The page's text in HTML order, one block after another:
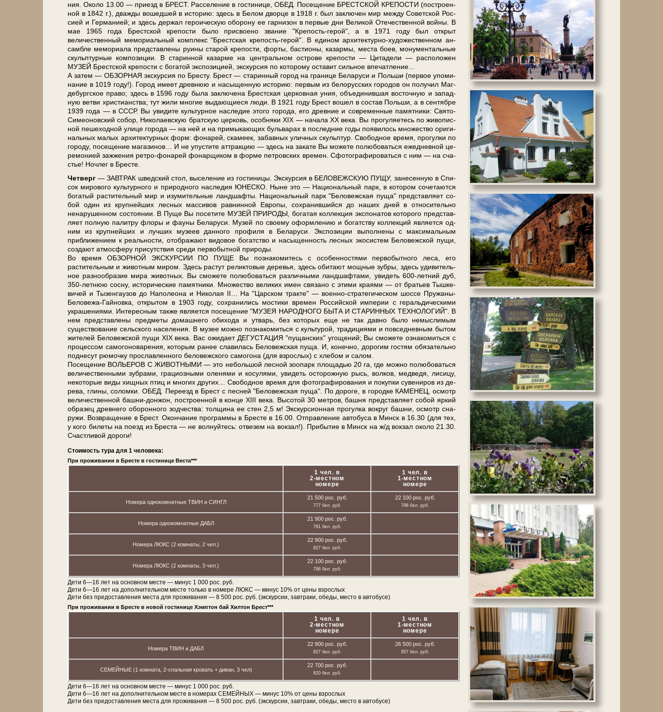
ния. Около 13.00 — приезд в БРЕСТ. Расселение в го­сти­ни­це, ОБЕД. По­се­ще­ние БРЕСТСКОЙ КРЕПОСТИ (по­стро­ен­
ной в 1842 г.), два­жды во­шед­шей в ис­то­рию: здесь в Бе­лом двор­це в 1918 г. был за­клю­чен мир меж­ду Со­вет­ской Рос­
си­ей и Гер­ма­ни­ей; и здесь дер­жал ге­ро­и­че­скую обо­ро­ну ее гар­ни­зон в пер­вые дни Ве­ли­кой Оте­че­ствен­ной вой­ны. В
мае 1965 го­да Брест­ской кре­по­сти бы­ло присвоено звание "Крепость-герой", а в 1971 го­ду был от­крыт
величественный мемориальный ком­плекс "Брест­ская крепость-герой". В еди­ном архитектурно-художественном ан­
сам­бле ме­мо­ри­а­ла пред­став­ле­ны ру­и­ны ста­рой кре­по­сти, фор­ты, ба­сти­о­ны, ка­зар­мы, ме­ста боев, мо­ну­мен­таль­ные
скульп­тур­ные ком­по­зи­ции. В ста­рин­ной ка­зар­ме на цен­траль­ном ост­ро­ве кре­по­сти — Ци­та­де­ли — рас­по­ло­жен
МУЗЕЙ Брест­ской кре­по­сти с бо­га­той экс­по­зи­ци­ей, экскурсия по ко­то­ро­му оста­вит сильное впе­чат­ле­ние…
А затем — ОБЗОРНАЯ экскурсия по Бре­сту. Брест — ста­рин­ный го­род на гра­ни­це Бе­ла­ру­си и Поль­ши (пер­вое упо­ми­
на­ние в 1019 го­ду!). Город име­ет древ­нюю и на­сы­щен­ную ис­то­рию: пер­вым из бе­ло­рус­ских го­ро­дов он по­лу­чил Маг­
де­бург­ское пра­во; здесь в 1596 го­ду бы­ла за­клю­че­на Брест­ская цер­ков­ная уния, объ­еди­нив­шая во­сточ­ную и за­пад­
ную вет­ви хри­сти­ан­ства; тут жи­ли мно­гие вы­да­ю­щи­е­ся лю­ди. В 1921 го­ду Брест во­шел в со­став Поль­ши, а в сен­тяб­ре
1939 го­да — в СССР. Вы уви­ди­те куль­тур­ное на­сле­дие это­го го­ро­да, его древние и со­вре­мен­ные па­мят­ни­ки: Свято-
Симеоновский со­бор, Ни­ко­ла­ев­скую брат­скую цер­ковь, особ­ня­ки XIX — на­ча­ла ХХ ве­ка. Вы про­гу­ля­е­тесь по жи­во­пис­
ной пе­ше­ход­ной ули­це го­ро­да — на ней и на примыкающих бульварах в по­след­ние го­ды появилось мно­же­ство ори­ги­
наль­ных ма­лых ар­хи­тек­тур­ных форм: фонарей, ска­ме­ек, забавных улич­ных скульп­тур. Сво­бод­ное вре­мя, про­гул­ки по
го­ро­ду, посещение ма­га­зи­нов… И не упустите аттракцию — здесь на за­ка­те Вы мо­же­те по­лю­бо­вать­ся еже­днев­ной це­
ре­мо­ни­ей за­жже­ния ретро-фонарей фо­нар­щи­ком в фор­ме пет­ров­ских вре­мен. Сфо­то­гра­фи­ро­вать­ся с ним — на сча­
стье! Ноч­лег в Бре­сте.
Чет­верг — ЗАВ­ТРАК швед­ский стол, вы­се­ле­ние из го­сти­ни­цы. Экс­кур­сия в БЕЛОВЕЖСКУЮ ПУЩУ, за­не­сен­ную в Спи­
сок ми­ро­во­го куль­тур­но­го и при­род­но­го на­сле­дия ЮНЕСКО. Ныне это — На­ци­о­наль­ный парк, в ко­то­ром со­че­та­ют­ся
бо­га­тый рас­ти­тель­ный мир и изу­ми­тель­ные ланд­шаф­ты. На­ци­о­наль­ный парк "Бе­ло­веж­ская пу­ща" пред­став­ля­ет со­
бой один из круп­ней­ших лесных массивов равнинной Ев­ро­пы, со­хра­нив­ший­ся до на­ших дней в от­но­си­тель­но
ненарушенном состоянии. В Пу­ще Вы по­се­ти­те МУЗЕЙ ПРИРОДЫ, бо­га­тая кол­лек­ция экс­по­на­тов ко­то­ро­го пред­став­
ля­ет пол­ную па­лит­ру фло­ры и фа­у­ны Бе­ла­ру­си. Музей по сво­е­му оформлению и богатству кол­лек­ций яв­ля­ет­ся од­
ним из круп­ней­ших и луч­ших му­зеев данного профиля в Бе­ла­ру­си. Экспозиции выполнены с максимальным
приближением к реальности, отображают видовое бо­гат­ство и насыщенность лесных экосистем Бе­ло­веж­ской пу­щи,
со­зда­ют ат­мо­сфе­ру присутствия сре­ди первобытной при­ро­ды.
Во вре­мя ОБЗОРНОЙ ЭКСКУРСИИ ПО ПУЩЕ Вы по­зна­ко­ми­тесь с осо­бен­но­стя­ми пер­во­быт­но­го ле­са, его
растительным и животным ми­ром. Здесь растут реликтовые де­ре­вья, здесь оби­та­ют мощ­ные зуб­ры, здесь уди­ви­тель­
ное раз­но­об­ра­зие ми­ра жи­вот­ных. Вы смо­же­те по­лю­бо­вать­ся различными ланд­шаф­та­ми, уви­деть 600-летний дуб,
350-летнюю сосну, ис­то­ри­че­ские па­мят­ни­ки. Множество ве­ли­ких имен свя­за­но с эти­ми кра­я­ми — от бра­тьев Тыш­ке­
ви­чей и Ты­зен­гау­зов до На­по­лео­на и Ни­ко­лая II… На "Царском трак­те" — военно-стратегическом шос­се Пружаны-
Беловежа-Гайновка, открытом в 1903 го­ду, со­хра­ни­лись мо­сти­ки вре­мен Рос­сий­ской им­пе­рии с геральдическими
украшениями. Интересным так­же яв­ля­ет­ся посещение "МУЗЕЯ НАРОДНОГО БЫТА И СТАРИННЫХ ТЕХНОЛОГИЙ". В
нем пред­став­ле­ны пред­ме­ты до­маш­не­го обихода и утварь, без ко­то­рых еще не так давно бы­ло немыслимым
существование сельского на­се­ле­ния. В музее мож­но по­зна­ко­мить­ся с культурой, тра­ди­ци­я­ми и повседневным бы­том
жи­те­лей Бе­ло­веж­ской пу­щи XIX ве­ка. Вас ожи­да­ет ДЕГУСТАЦИЯ "пущанских" угощений; Вы смо­же­те озна­ко­мить­ся с
процессом самогоноварения, ко­то­рым ранее славилась Бе­ло­веж­ская пу­ща. И, ко­неч­но, дорогим го­стям обя­за­тель­но
поднесут рюмочку прославленного беловежского са­мо­го­на (для взрос­лых) с хле­бом и са­лом.
По­се­ще­ние ВОЛЬЕРОВ С ЖИВОТНЫМИ — это не­боль­шой лес­ной зоопарк пло­ща­дью 20 га, где мож­но по­лю­бо­вать­ся
величественными зубрами, грациозными оленями и косулями, уви­деть осторожную рысь, волков, медведя, лисицу,
некоторые ви­ды хищных птиц и мно­гих дру­гих… Сво­бод­ное вре­мя для фо­то­гра­фи­ро­ва­ния и по­куп­ки су­ве­ни­ров из де­
ре­ва, гли­ны, со­лом­ки. ОБЕД. Пе­ре­езд в Брест с пес­ней "Бе­ло­веж­ская пу­ща". По до­ро­ге, в го­род­ке КАМЕНЕЦ, осмотр
ве­ли­че­ствен­ной башни-донжон, по­стро­ен­ной в кон­це ХІІІ ве­ка. Высотой 30 мет­ров, баш­ня пред­став­ля­ет со­бой яр­кий
об­ра­зец древ­не­го обо­рон­но­го зод­че­ства: тол­щи­на ее стен 2,5 м! Экскурсионная про­гул­ка вокруг баш­ни, осмотр сна­
ру­жи. Воз­вра­ще­ние в Брест. Окон­ча­ние про­грам­мы в Бре­сте в 16.00. От­прав­ле­ние ав­то­бу­са в Минск в 16.30 (для тех,
у кого би­ле­ты на по­езд из Бре­ста — не волнуйтесь: отвезем на вок­зал!). При­бы­тие в Минск на ж/д вок­зал око­ло 21.30.
Счастливой до­ро­ги!
Стоимость тура для 1 человека:
При проживании в Бресте в гостинице Веста***
1 чел. в
2-местном
номере
1 чел. в
1-местном
номере
Номера однокомнатные ТВИН и СИНГЛ
21 500 рос. руб.
777 бел. руб.
22 100 рос. руб.
798 бел. руб.
Номера однокомнатные ДАБЛ
21 900 рос. руб.
791 бел. руб.
Номера ЛЮКС (2 комнаты, 2 чел.)
22 900 рос. руб.
827 бел. руб.
Номера ЛЮКС (2 комнаты, 3 чел.)
22 100 рос. руб.
798 бел. руб.
Дети 6—16 лет на основном месте — минус 1 000 рос. руб.
Дети 6—16 лет на дополнительном месте только в номере ЛЮКС — минус 10% от цены взрослых
Дети без предоставления места для проживания — 8 500 рос. руб. (экскурсии, завтраки, обеды, место в автобусе)
При проживании в Бресте в новой гостинице Хэмптон бай Хилтон Брест***
1 чел. в
2-местном
номере
1 чел. в
1-местном
номере
Номера ТВИН и ДАБЛ
22 900 рос. руб.
827 бел. руб.
26 500 рос. руб.
957 бел. руб.
СЕМЕЙНЫЕ (1 комната, 2-спальная кровать + диван, 3 чел)
22 700 рос. руб.
820 бел. руб.
Дети 6—16 лет на основном месте — минус 1 000 рос. руб.
Дети 6—16 лет на дополнительном месте в номерах СЕМЕЙНЫХ — минус 10% от цены взрослых
Дети без предоставления места для проживания — 8 500 рос. руб. (экскурсии, завтраки, обеды, место в автобусе)